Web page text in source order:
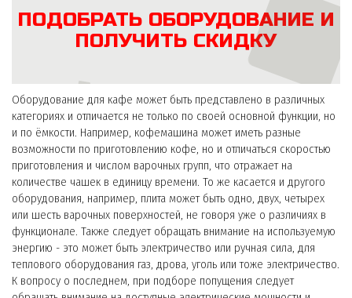
ПОДОБРАТЬ ОБОРУДОВАНИЕ И
ПОЛУЧИТЬ СКИДКУ
Оборудование для кафе может быть представлено в различных
категориях и отличается не только по своей основной функции, но
и по ёмкости. Например, кофемашина может иметь разные
возможности по приготовлению кофе, но и отличаться скоростью
приготовления и числом варочных групп, что отражает на
количестве чашек в единицу времени. То же касается и другого
оборудования, например, плита может быть одно, двух, четырех
или шесть варочных поверхностей, не говоря уже о различиях в
функционале. Также следует обращать внимание на используемую
энергию - это может быть электричество или ручная сила, для
теплового оборудования газ, дрова, уголь или тоже электричество.
К вопросу о последнем, при подборе попущения следует